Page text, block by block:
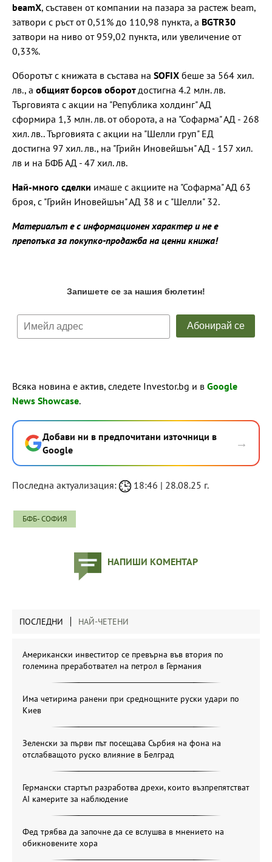
beamX, съставен от компании на пазара за растеж beam,
затвори с ръст от 0,51% до 110,98 пункта, а BGTR30
затвори на ниво от 959,02 пункта, или увеличение от
0,33%.
Оборотът с книжата в състава на SOFIX беше за 564 хил.
лв., а общият борсов оборот достигна 4.2 млн. лв.
Търговията с акции на "Република холдинг" АД
сформира 1,3 млн. лв. от оборота, а на "Софарма" АД - 268
хил. лв.. Търговията с акции на "Шелли груп" ЕД
достигна 97 хил. лв., на "Грийн Иновейшън" АД - 157 хил.
лв и на БФБ АД - 47 хил. лв.
Най-много сделки имаше с акциите на "Софарма" АД 63
броя, с "Грийн Иновейшън" АД 38 и с "Шелли" 32.
Материалът е с информационен характер и не е
препопъка за покупко-продажба на ценни книжа!
Всяка новина е актив, следете Investor.bg и в Google
News Showcase.
Добави ни в предпочитани източници в
Google
→
Последна актуализация: 18:46 | 28.08.25 г.
БФБ- СОФИЯ
НАПИШИ КОМЕНТАР
ПОСЛЕДНИ НАЙ-ЧЕТЕНИ
Американски инвеститор се превърна във втория по
големина преработвател на петрол в Германия
Има четирима ранени при среднощните руски удари по
Киев
Зеленски за първи път посещава Сърбия на фона на
отслабващото руско влияние в Белград
Германски стартъп разработва дрехи, които възпрепятстват
AI камерите за наблюдение
Фед трябва да започне да се вслушва в мнението на
обикновените хора